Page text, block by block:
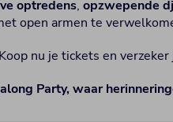
optredens, opzwepende
open armen te
nu je tickets en
Party, waar